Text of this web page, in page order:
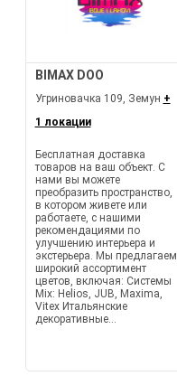
BIMAX DOO
Угриновачка 109, Земун +
1 локации
Бесплатная доставка
товаров на ваш объект. С
нами вы можете
преобразить пространство,
в котором живете или
работаете, с нашими
рекомендациями по
улучшению интерьера и
экстерьера. Мы предлагаем
широкий ассортимент
цветов, включая: Системы
Mix: Helios, JUB, Maxima,
Vitex Итальянские
декоративные...